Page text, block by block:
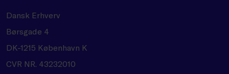
Dansk Erhverv
Børsgade 4
DK-1215 København K
CVR NR. 43232010